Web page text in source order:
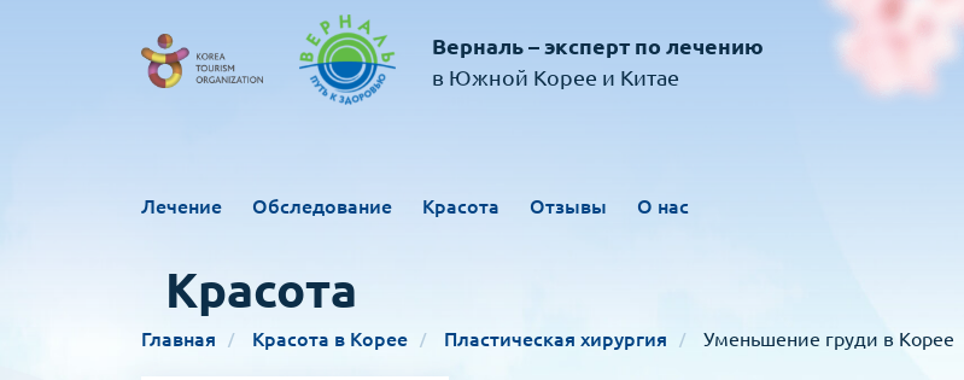
Верналь – эксперт по лечению
в Южной Корее и Китае
Лечение Обследование Красота Отзывы О нас
Красота
Главная Красота в Корее Пластическая хирургия Уменьшение груди в Корее